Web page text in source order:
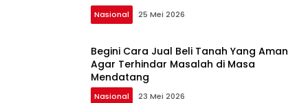
Nasional 25 Mei 2026
Begini Cara Jual Beli Tanah Yang Aman
Agar Terhindar Masalah di Masa
Mendatang
Nasional 23 Mei 2026